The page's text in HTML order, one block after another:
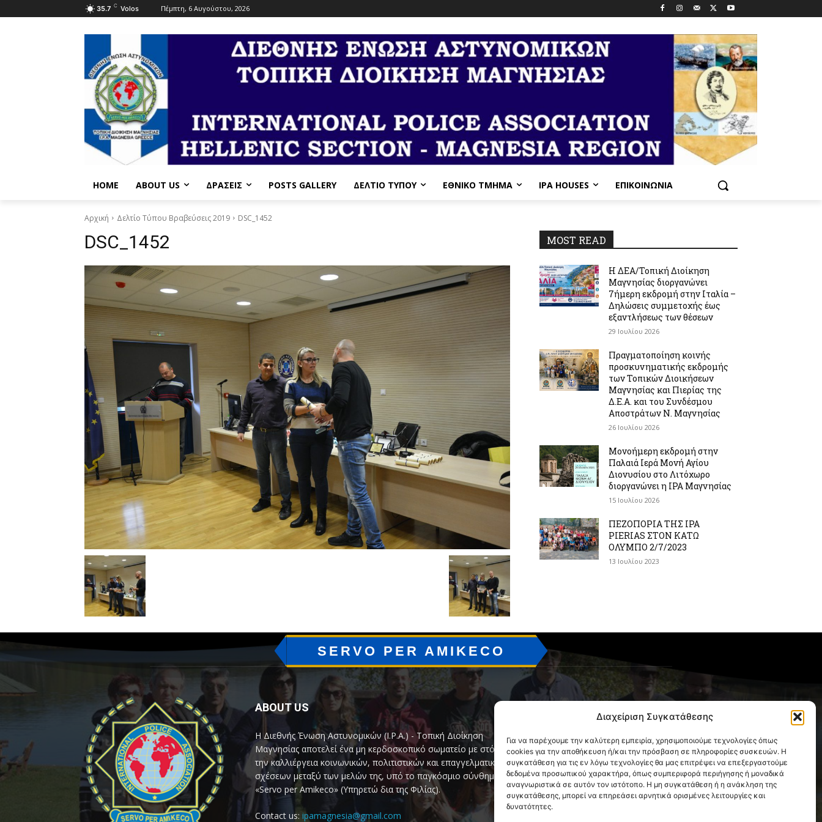
Διαχείριση Συγκατάθεσης
Για να παρέχουμε την καλύτερη εμπειρία, χρησιμοποιούμε τεχνολογίες όπως
cookies για την αποθήκευση ή/και την πρόσβαση σε πληροφορίες συσκευών. Η
συγκατάθεση για τις εν λόγω τεχνολογίες θα μας επιτρέψει να επεξεργαστούμε
δεδομένα προσωπικού χαρακτήρα, όπως συμπεριφορά περιήγησης ή μοναδικά
αναγνωριστικά σε αυτόν τον ιστότοπο. Η μη συγκατάθεση ή η ανάκληση της
συγκατάθεσης, μπορεί να επηρεάσει αρνητικά ορισμένες λειτουργίες και
δυνατότητες.
35.7 C Volos Πέμπτη, 6 Αυγούστου, 2026
HOME ABOUT US ΔΡΆΣΕΙΣ POSTS GALLERY ΔΕΛΤΙΟ ΤΥΠΟΥ ΕΘΝΙΚΌ ΤΜΉΜΑ IPA HOUSES ΕΠΙΚΟΙΝΩΝΊΑ
Αρχική Δελτίο Τύπου Βραβεύσεις 2019 DSC_1452
DSC_1452 MOST READ
Η ΔΕΑ/Τοπική Διοίκηση
Μαγνησίας διοργανώνει
7ήμερη εκδρομή στην Ιταλία –
Δηλώσεις συμμετοχής έως
εξαντλήσεως των θέσεων
29 Ιουλίου 2026
Πραγματοποίηση κοινής
προσκυνηματικής εκδρομής
των Τοπικών Διοικήσεων
Μαγνησίας και Πιερίας της
Δ.Ε.Α. και του Συνδέσμου
Αποστράτων Ν. Μαγνησίας
26 Ιουλίου 2026
Μονοήμερη εκδρομή στην
Παλαιά Ιερά Μονή Αγίου
Διονυσίου στο Λιτόχωρο
διοργανώνει η IPA Μαγνησίας
15 Ιουλίου 2026
ΠΕΖΟΠΟΡΙΑ ΤΗΣ IPA
PIERIAS ΣΤΟΝ ΚΑΤΩ
ΟΛΥΜΠΟ 2/7/2023
13 Ιουλίου 2023
SERVO PER AMIKECO
ABOUT US
Η Διεθνής Ένωση Αστυνομικών (I.P.A.) - Τοπική Διοίκηση
Μαγνησίας αποτελεί ένα μη κερδοσκοπικό σωματείο με στόχο
την καλλιέργεια κοινωνικών, πολιτιστικών και επαγγελματικών
σχέσεων μεταξύ των μελών της, υπό το παγκόσμιο σύνθημα
«Servo per Amikeco» (Υπηρετώ δια της Φιλίας).
Contact us: ipamagnesia@gmail.com